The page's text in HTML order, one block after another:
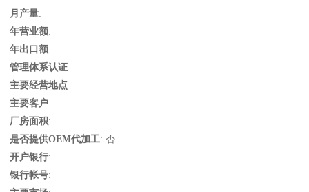
月产量:
年营业额:
年出口额:
管理体系认证:
主要经营地点:
主要客户:
厂房面积:
是否提供OEM代加工: 否
开户银行:
银行帐号: